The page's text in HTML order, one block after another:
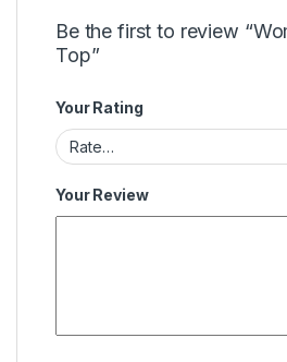
Be the first to review
Top”
Your Rating
Your Review